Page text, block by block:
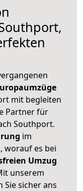
mit begleiten
Partner für
Southport.
im
worauf es bei
Umzug
unserem
sicher ans